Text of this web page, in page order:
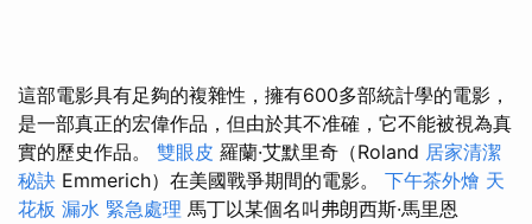
這部電影具有足夠的複雜性，擁有600多部統計學的電影，
是一部真正的宏偉作品，但由於其不准確，它不能被視為真
實的歷史作品。 雙眼皮 羅蘭·艾默里奇（Roland 居家清潔
秘訣 Emmerich）在美國戰爭期間的電影。 下午茶外燴 天
花板 漏水 緊急處理 馬丁以某個名叫弗朗西斯·馬里恩